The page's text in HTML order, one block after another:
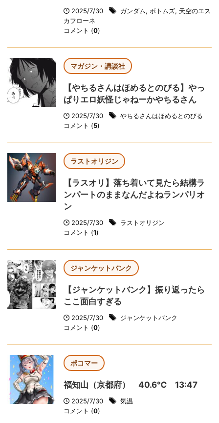
2025/7/30 ガンダム, ボトムズ, 天空のエス
カフローネ
コメント (0)
マガジン・講談社
【やちるさんはほめるとのびる】やっ
ぱりエロ妖怪じゃねーかやちるさん
2025/7/30
やちるさんはほめるとのびる
コメント (5)
ラストオリジン
【ラスオリ】落ち着いて見たら結構ラ
ンパートのままなんだよねランパリオ
ン
2025/7/30
ラストオリジン
コメント (1)
ジャンケットバンク
【ジャンケットバンク】振り返ったら
ここ面白すぎる
2025/7/30
ジャンケットバンク
コメント (0)
ポコマー
福知山（京都府） 40.6℃ 13:47
2025/7/30
気温
コメント (0)